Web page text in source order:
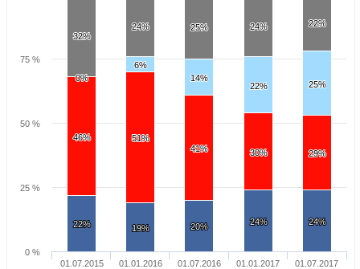
32%
32%
24%
24% 25%
25% 24%
24% 22%
22%
0%
0%
6%
6%
14%
14%
22%
22% 25%
25%
46%
46% 51%
51%
41%
41% 30%
30% 29%
29%
22%
22% 19%
19% 20%
20% 24%
24% 24%
24%
01.07.2015 01.01.2016 01.07.2016 01.01.2017 01.07.2017
0 %
25 %
50 %
75 %